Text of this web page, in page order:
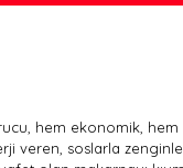
hem ekonomik,
veren, soslarla